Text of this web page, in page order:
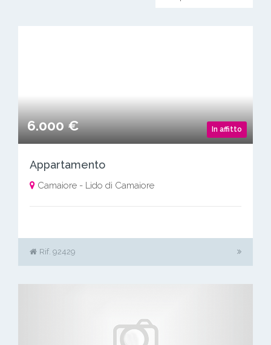
In affitto
6.000 €
Appartamento
Camaiore - Lido di Camaiore
Rif. 92429